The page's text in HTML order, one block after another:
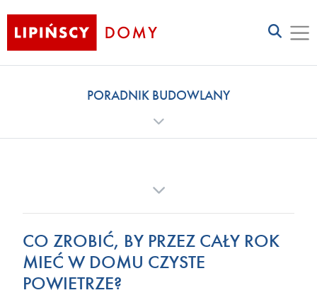
PORADNIK BUDOWLANY
CO ZROBIĆ, BY PRZEZ CAŁY ROK
MIEĆ W DOMU CZYSTE
POWIETRZE?